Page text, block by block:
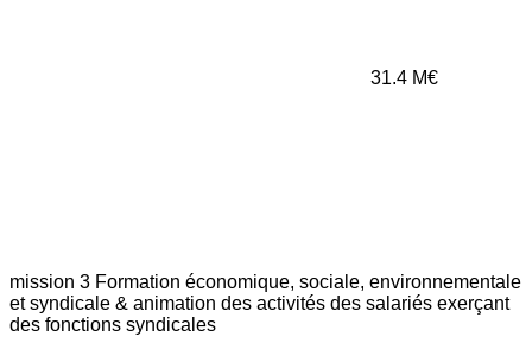
31.4 M€
mission 3 Formation économique, sociale, environnementale
et syndicale & animation des activités des salariés exerçant
des fonctions syndicales